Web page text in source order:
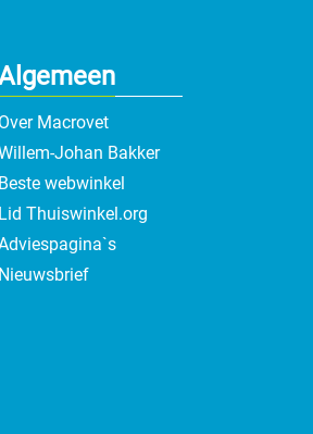
Over Macrovet
Johan Bakker
Beste webwinkel
Lid Thuiswinkel.org
Nieuwsbrief